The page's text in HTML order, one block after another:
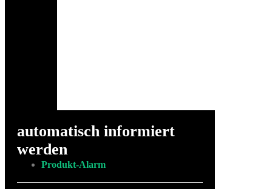
automatisch informiert
werden
Produkt-Alarm